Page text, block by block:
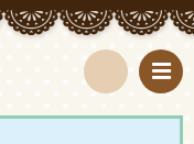
検